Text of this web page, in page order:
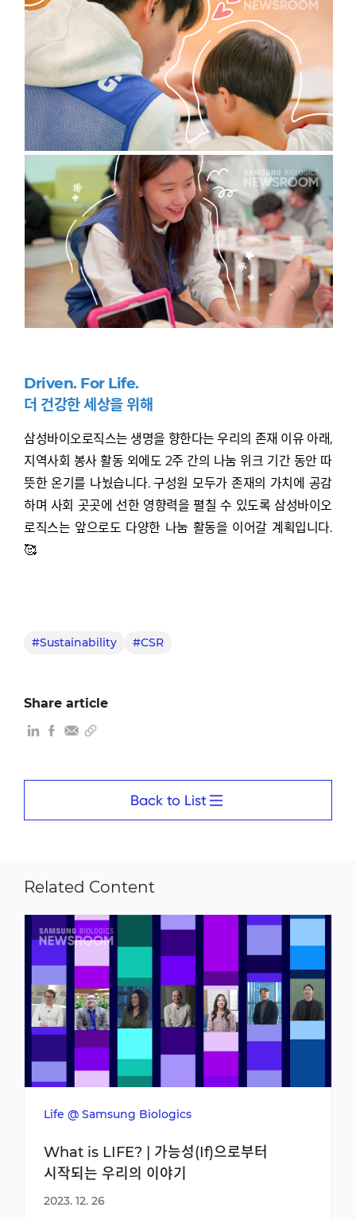
Driven. For Life.
더 건강한 세상을 위해
삼성바이오로직스는 생명을 향한다는 우리의 존재 이유 아래,
지역사회 봉사 활동 외에도 2주 간의 나눔 위크 기간 동안 따
뜻한 온기를 나눴습니다. 구성원 모두가 존재의 가치에 공감
하며 사회 곳곳에 선한 영향력을 펼칠 수 있도록 삼성바이오
로직스는 앞으로도 다양한 나눔 활동을 이어갈 계획입니다.
🥰
#Sustainability #CSR
Share article
Back to List
Related Content
Life @ Samsung Biologics
What is LIFE? | 가능성(If)으로부터
시작되는 우리의 이야기
2023. 12. 26